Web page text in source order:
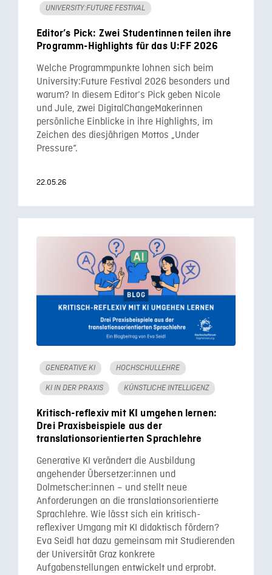
UNIVERSITY:FUTURE FESTIVAL
Editor’s Pick: Zwei Studentinnen teilen ihre
Programm-Highlights für das U:FF 2026
Welche Programmpunkte lohnen sich beim
University:Future Festival 2026 besonders und
warum? In diesem Editor’s Pick geben Nicole
und Jule, zwei DigitalChangeMakerinnen
persönliche Einblicke in ihre Highlights, im
Zeichen des diesjährigen Mottos „Under
Pressure“.
22.05.26
GENERATIVE KI HOCHSCHULLEHRE
KI IN DER PRAXIS KÜNSTLICHE INTELLIGENZ
Kritisch-reflexiv mit KI umgehen lernen:
Drei Praxisbeispiele aus der
translationsorientierten Sprachlehre
Generative KI verändert die Ausbildung
angehender Übersetzer:innen und
Dolmetscher:innen – und stellt neue
Anforderungen an die translationsorientierte
Sprachlehre. Wie lässt sich ein kritisch-
reflexiver Umgang mit KI didaktisch fördern?
Eva Seidl hat dazu gemeinsam mit Studierenden
der Universität Graz konkrete
Aufgabenstellungen entwickelt und erprobt.